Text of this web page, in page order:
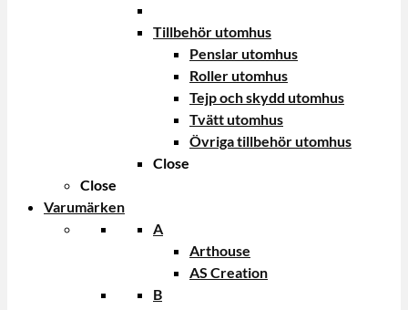
Tillbehör utomhus
Penslar utomhus
Roller utomhus
Tejp och skydd utomhus
Tvätt utomhus
Övriga tillbehör utomhus
Close
Close
Varumärken
A
Arthouse
AS Creation
B